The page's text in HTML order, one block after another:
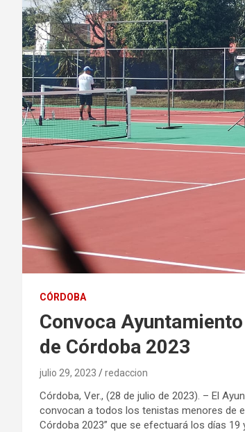
CÓRDOBA
Convoca
de Córdoba 2023
julio 29, 2023 redaccion
Córdoba, Ver., (28 de julio de 2023). – El
convocan a todos los tenistas menores de
Córdoba 2023” que se efectuará los días 19